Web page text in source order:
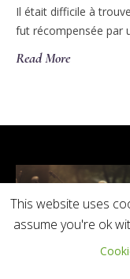
Il était difficile à
fut récompensée par
Read More
This website uses
assume you're ok